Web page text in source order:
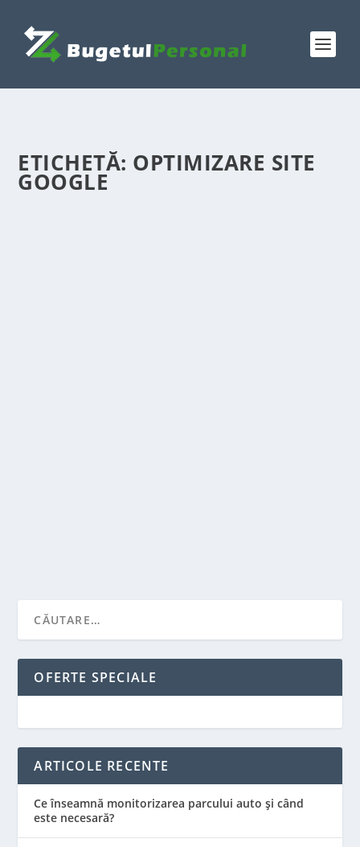
ETICHETĂ: OPTIMIZARE SITE
GOOGLE
OFERTE SPECIALE
ARTICOLE RECENTE
Ce înseamnă monitorizarea parcului auto și când
este necesară?